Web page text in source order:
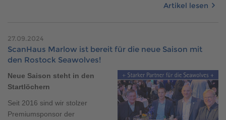
Artikel lesen
27.09.2024
ScanHaus Marlow ist bereit für die neue Saison mit
den Rostock Seawolves!
Neue Saison steht in den
Startlöchern
Seit 2016 sind wir stolzer
Premiumsponsor der